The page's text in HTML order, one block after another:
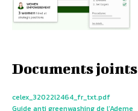
Documents joints
celex_32022l2464_fr_txt.pdf
Guide anti greenwashing de l’Ademe